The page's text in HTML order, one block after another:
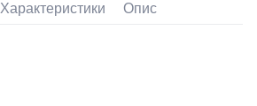
Характеристики Опис